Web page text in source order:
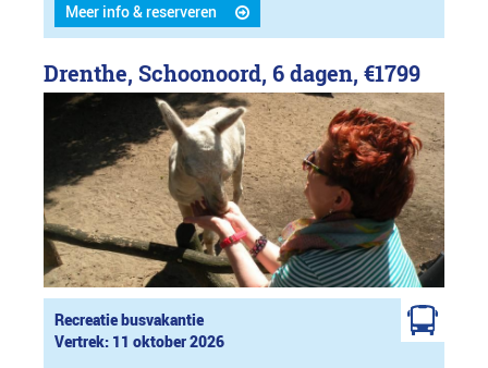
Meer info & reserveren
Drenthe, Schoonoord, 6 dagen, €1799
Recreatie busvakantie
Vertrek: 11 oktober 2026